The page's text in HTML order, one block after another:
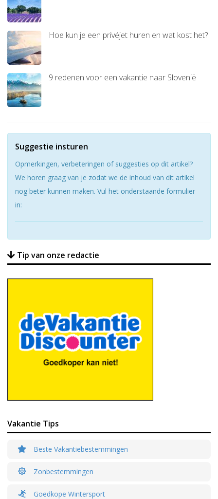
Hoe kun je een privéjet huren en wat kost het?
9 redenen voor een vakantie naar Slovenië
Suggestie insturen
Opmerkingen, verbeteringen of suggesties op dit artikel?
We horen graag van je zodat we de inhoud van dit artikel
nog beter kunnen maken. Vul het onderstaande formulier
in:
Tip van onze redactie
Vakantie Tips
Beste Vakantiebestemmingen
Zonbestemmingen
Goedkope Wintersport